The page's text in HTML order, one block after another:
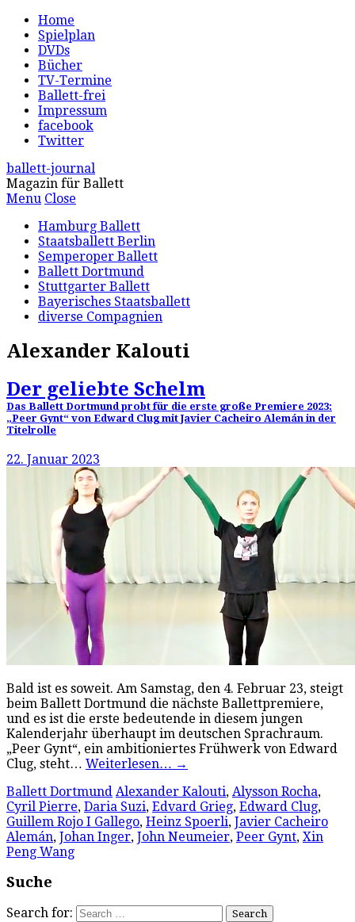
Home
Spielplan
DVDs
Bücher
TV-Termine
Ballett-frei
Impressum
facebook
Twitter
ballett-journal
Magazin für Ballett
Menu Close
Hamburg Ballett
Staatsballett Berlin
Semperoper Ballett
Ballett Dortmund
Stuttgarter Ballett
Bayerisches Staatsballett
diverse Compagnien
Alexander Kalouti
Der geliebte Schelm
Das Ballett Dortmund probt für die erste große Premiere 2023:
„Peer Gynt“ von Edward Clug mit Javier Cacheiro Alemán in der
Titelrolle
22. Januar 2023
Bald ist es soweit. Am Samstag, den 4. Februar 23, steigt
beim Ballett Dortmund die nächste Ballettpremiere,
und es ist die erste bedeutende in diesem jungen
Kalenderjahr überhaupt im deutschen Sprachraum.
„Peer Gynt“, ein ambitioniertes Frühwerk von Edward
Clug, steht… Weiterlesen… →
Ballett Dortmund Alexander Kalouti, Alysson Rocha,
Cyril Pierre, Daria Suzi, Edvard Grieg, Edward Clug,
Guillem Rojo I Gallego, Heinz Spoerli, Javier Cacheiro
Alemán, Johan Inger, John Neumeier, Peer Gynt, Xin
Peng Wang
Suche
Search for: